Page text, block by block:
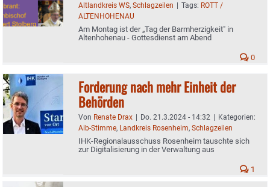
Altlandkreis WS, Schlagzeilen | Tags: ROTT /
ALTENHOHENAU
Am Montag ist der „Tag der Barmherzigkeit" in
Altenhohenau - Gottesdienst am Abend
0
Forderung nach mehr Einheit der
Behörden
Von Renate Drax | Do. 21.3.2024 - 14:32 | Kategorien:
Aib-Stimme, Landkreis Rosenheim, Schlagzeilen
IHK-Regionalausschuss Rosenheim tauschte sich
zur Digitalisierung in der Verwaltung aus
1